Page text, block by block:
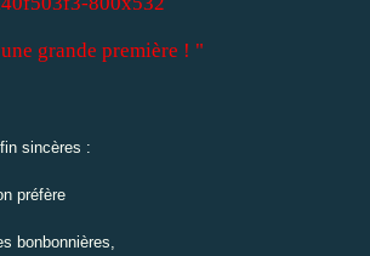
grande première ! "
sincères :
préfère
bonbonnières,